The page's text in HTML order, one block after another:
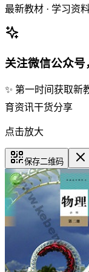
最新教材 · 学习资
关注微信公众
✨ 第一时间获取新
育资讯干货分享
点击放大
保存二维码